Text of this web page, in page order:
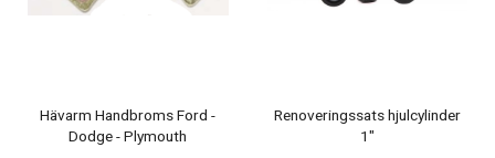
Hävarm Handbroms Ford -
Dodge - Plymouth
Renoveringssats hjulcylinder
1"